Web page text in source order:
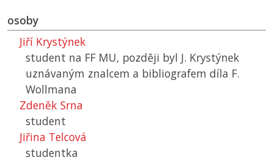
osoby
Jiří Krystýnek
student na FF MU, později byl J. Krystýnek
uznávaným znalcem a bibliografem díla F.
Wollmana
Zdeněk Srna
student
Jiřina Telcová
studentka